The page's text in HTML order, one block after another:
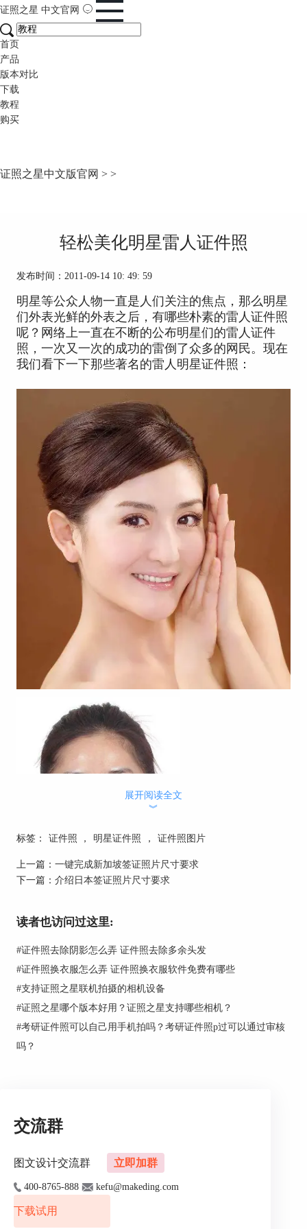
证照之星 中文官网
首页
产品
版本对比
下载
教程
购买
证照之星中文版官网 > >
轻松美化明星雷人证件照
发布时间：2011-09-14 10: 49: 59
明星等公众人物一直是人们关注的焦点，那么明星
们外表光鲜的外表之后，有哪些朴素的雷人证件照
呢？网络上一直在不断的公布明星们的雷人证件
照，一次又一次的成功的雷倒了众多的网民。现在
我们看下一下那些著名的雷人明星证件照：
从上图中我们可以看出谢娜的这两个照片相差很
很失败的证件照，下面我们来看一个处理后的证件
照例子：
这张照片可以看出整体效果，肤色都较上一张有很
大的改善。同一张照片为什么会有这么大的反差
呢？这就是证件照制作的原因。 其实我们的证件
照是否好看很多时候都是取决与摄影师的摄影技
展开阅读全文
︾
标签： 证件照 ， 明星证件照 ， 证件照图片
上一篇： 一键完成新加坡签证照片尺寸要求
下一篇： 介绍日本签证照片尺寸要求
读者也访问过这里:
#证件照去除阴影怎么弄 证件照去除多余头发
#证件照换衣服怎么弄 证件照换衣服软件免费有哪些
#支持证照之星联机拍摄的相机设备
#证照之星哪个版本好用？证照之星支持哪些相机？
#考研证件照可以自己用手机拍吗？考研证件照p过可以通过审核
吗？
交流群
图文设计交流群 立即加群
400-8765-888 kefu@makeding.com
下载试用